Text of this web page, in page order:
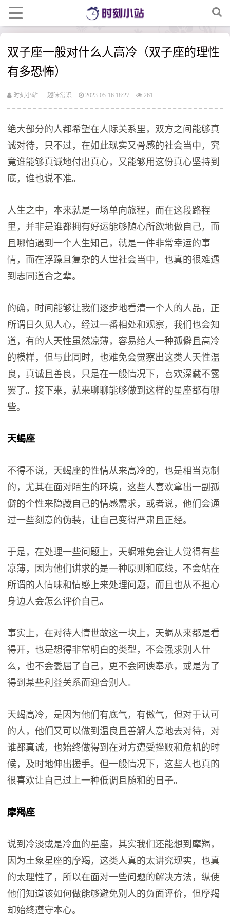
双子座一般对什么人高冷（双子座的理性
有多恐怖）
时刻小站 趣味常识 2023-05-16 18:27 261
绝大部分的人都希望在人际关系里，双方之间能够真
诚对待，只不过，在如此现实又骨感的社会当中，究
竟谁能够真诚地付出真心，又能够用这份真心坚持到
底，谁也说不准。
人生之中，本来就是一场单向旅程，而在这段路程
里，并非是谁都拥有好运能够随心所欲地做自己，而
且哪怕遇到一个人生知己，就是一件非常幸运的事
情，而在浮躁且复杂的人世社会当中，也真的很难遇
到志同道合之辈。
的确，时间能够让我们逐步地看清一个人的人品，正
所谓日久见人心，经过一番相处和观察，我们也会知
道，有的人天性虽然凉薄，容易给人一种孤僻且高冷
的模样，但与此同时，也难免会觉察出这类人天性温
良，真诚且善良，只是在一般情况下，喜欢深藏不露
罢了。接下来，就来聊聊能够做到这样的星座都有哪
些。
天蝎座
不得不说，天蝎座的性情从来高冷的，也是相当克制
的，尤其在面对陌生的环境，这些人喜欢拿出一副孤
僻的个性来隐藏自己的情感需求，或者说，他们会通
过一些刻意的伪装，让自己变得严肃且正经。
于是，在处理一些问题上，天蝎难免会让人觉得有些
凉薄，因为他们讲求的是一种原则和底线，不会站在
所谓的人情味和情感上来处理问题，而且也从不担心
身边人会怎么评价自己。
事实上，在对待人情世故这一块上，天蝎从来都是看
得开，也是想得非常明白的类型，不会强求别人什
么，也不会委屈了自己，更不会阿谀奉承，或是为了
得到某些利益关系而迎合别人。
天蝎高冷，是因为他们有底气，有傲气，但对于认可
的人，他们又可以做到温良且善解人意地去对待，对
谁都真诚，也始终做得到在对方遭受挫败和危机的时
候，及时地伸出援手。但一般情况下，这些人也真的
很喜欢让自己过上一种低调且随和的日子。
摩羯座
说到冷淡或是冷血的星座，其实我们还能想到摩羯，
因为土象星座的摩羯，这类人真的太讲究现实，也真
的太理性了，所以在面对一些问题的解决方法，纵使
他们知道该如何做能够避免别人的负面评价，但摩羯
却始终遵守本心。